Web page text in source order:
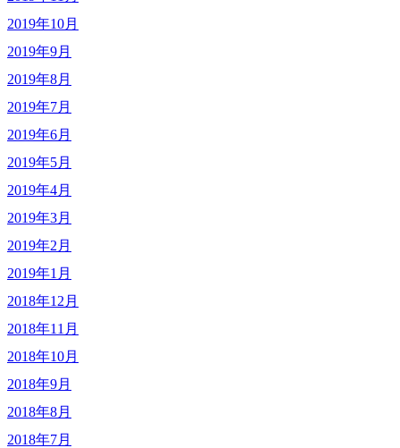
2019年10月
2019年9月
2019年8月
2019年7月
2019年6月
2019年5月
2019年4月
2019年3月
2019年2月
2019年1月
2018年12月
2018年11月
2018年10月
2018年9月
2018年8月
2018年7月